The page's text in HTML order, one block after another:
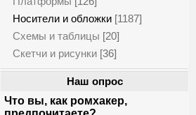
Носители и обложки [1187]
Схемы и таблицы [20]
Скетчи и рисунки [36]
Наш опрос
Что вы, как ромхакер,